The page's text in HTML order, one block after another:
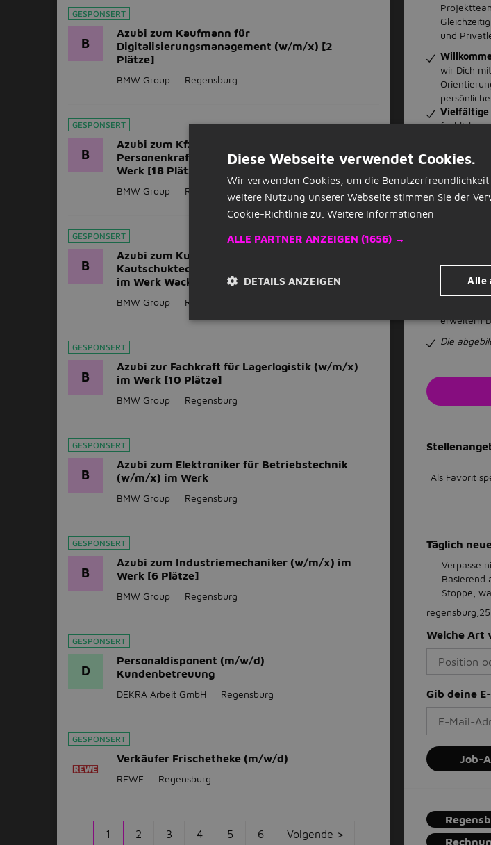
GESPONSERT
B
Azubi zum Kaufmann für
Digitalisierungsmanagement (w/m/x) [2
Plätze]
BMW Group Regensburg
GESPONSERT
B
Azubi zum Kfz-Mechatroniker für
Personenkraftwagentechnik (w/m/x) im
Werk [18 Plätze]
BMW Group Regensburg
GESPONSERT
B
Azubi zum Kunststoff- und
Kautschuktechnologen (w/m/x) (Übernahme
im Werk Wackersdorf) [2 Plätze]
BMW Group Regensburg
GESPONSERT
B
Azubi zur Fachkraft für Lagerlogistik (w/m/x)
im Werk [10 Plätze]
BMW Group Regensburg
GESPONSERT
B
Azubi zum Elektroniker für Betriebstechnik
(w/m/x) im Werk
BMW Group Regensburg
GESPONSERT
B
Azubi zum Industriemechaniker (w/m/x) im
Werk [6 Plätze]
BMW Group Regensburg
GESPONSERT
D
Personaldisponent (m/w/d)
Kundenbetreuung
DEKRA Arbeit GmbH Regensburg
GESPONSERT
Verkäufer Frischetheke (m/w/d)
REWE Regensburg
1 2 3 4 5 6 Volgende >
und
wir Dich
Vielfältige
fachlichen
Netzwerks
wertvolle
können
Fort- &
Master-
erweitern
Die
Als Favorit
Täglich
Verpasse
Basierend
Stoppe,
Welche Art
Gib deine
Job-
Diese Webseite verwendet Cookies.
Wir verwenden Cookies, um die
weitere Nutzung unserer Webseite stimmen Sie der
Cookie-Richtlinie zu. Weitere Informationen
ALLE PARTNER ANZEIGEN (1656) →
Alle
DETAILS ANZEIGEN